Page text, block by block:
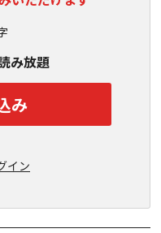
み放題
み
イン